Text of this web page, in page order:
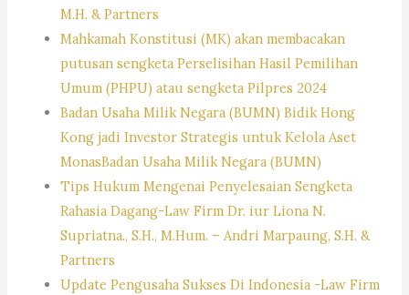
M.H. & Partners
Mahkamah Konstitusi (MK) akan membacakan
putusan sengketa Perselisihan Hasil Pemilihan
Umum (PHPU) atau sengketa Pilpres 2024
Badan Usaha Milik Negara (BUMN) Bidik Hong
Kong jadi Investor Strategis untuk Kelola Aset
MonasBadan Usaha Milik Negara (BUMN)
Tips Hukum Mengenai Penyelesaian Sengketa
Rahasia Dagang-Law Firm Dr. iur Liona N.
Supriatna., S.H., M.Hum. – Andri Marpaung, S.H. &
Partners
Update Pengusaha Sukses Di Indonesia -Law Firm